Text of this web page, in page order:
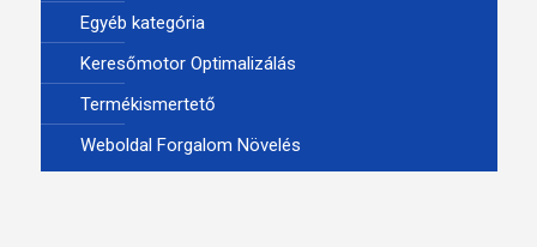
Egyéb kategória
Keresőmotor Optimalizálás
Termékismertető
Weboldal Forgalom Növelés